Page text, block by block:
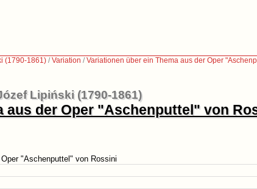
(1790-1861) /Variation /Variationen über ein Thema aus der Oper
Lipiński (1790-1861)
aus der Oper "Aschenputtel" von
"Aschenputtel" von Rossini